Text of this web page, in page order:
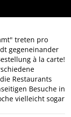
treten pro
gegeneinander
à la carte!
Restaurants
Besuche in
vielleicht sogar